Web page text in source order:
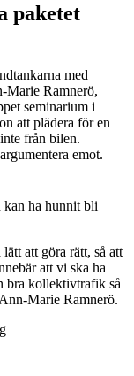
paketet
med
Marie Ramnerö,
seminarium i
att plädera för en
från bilen.
emot.
kan ha hunnit bli
att göra rätt, så att
att vi ska ha
bra kollektivtrafik så
Marie Ramnerö.